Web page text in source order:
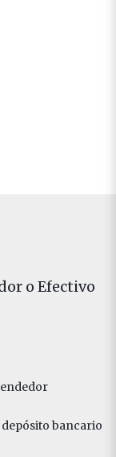
o Efectivo
bancario